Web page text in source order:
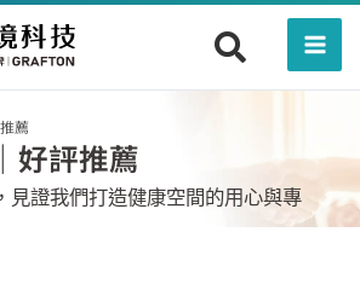
薦
好評推薦
見證我們打造健康空間的用心與專